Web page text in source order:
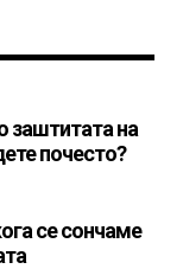
заштитата на
почесто?
се сончаме